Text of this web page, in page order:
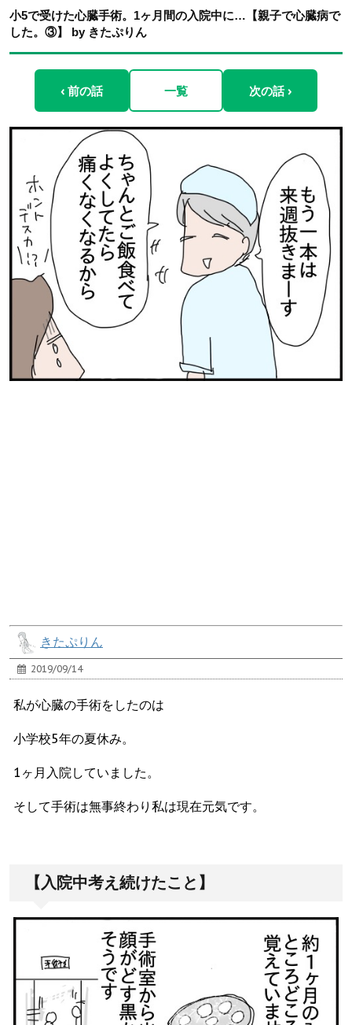
小5で受けた心臓手術。1ヶ月間の入院中に…【親子で心臓病で
した。③】 by きたぷりん
‹ 前の話 一覧 次の話 ›
きたぷりん
2019/09/14
私が心臓の手術をしたのは
小学校5年の夏休み。
1ヶ月入院していました。
そして手術は無事終わり私は現在元気です。
【入院中考え続けたこと】